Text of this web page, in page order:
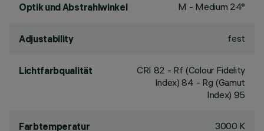
Optik und Abstrahlwinkel M - Medium 24°
Adjustability fest
Lichtfarbqualität CRI 82 - Rf (Colour Fidelity
Index) 84 - Rg (Gamut
Index) 95
Farbtemperatur 3000 K